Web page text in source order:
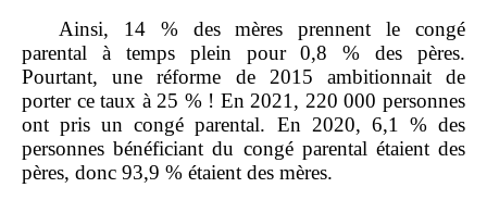
Ainsi, 14 % des mères prennent le congé
parental à temps plein pour 0,8 % des pères.
Pourtant, une réforme de 2015 ambitionnait de
porter ce taux à 25 % ! En 2021, 220 000 personnes
ont pris un congé parental. En 2020, 6,1 % des
personnes bénéficiant du congé parental étaient des
pères, donc 93,9 % étaient des mères.